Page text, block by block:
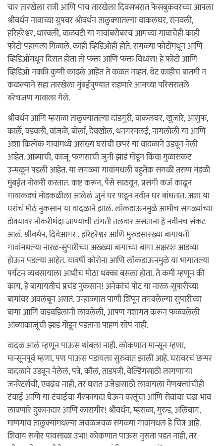
चार तारखेला रात्री आणि पाच तारखेला दिवसभरात फेसबुकवरच्या आपला
श्रीवर्धन नावाच्या ग्रुपवर श्रीवर्धन तालुक्यातल्या वाकलघर, रानवली,
हरिहरेश्वर, धारवली, वाळवटी या गावांबरोबरच आमच्या गावाचेही काही
फोटो पहायला मिळाले. काही व्हिडिओही होते. सगळ्या फोटोंमधून आणि
व्हिडिओंमधून दिसत होता तो फक्त आणि फक्त विध्वंस! हे फोटो आणि
व्हिडिओ नक्की कुणी काढले आहेत ते कळत नव्हतं. थेट काहीच बातमी न
कळल्याने सहा तारखेला मुंबईपुण्यात राहणारे आमच्या परिसरातले
बरेचजण गावाला गेले.
श्रीवर्धन आणि म्हसळा तालुक्यातल्या दांडगुरी, वाकलघर, खुजारे, आसुफ,
कार्ले, वडवली, वांजळे, बोर्ला, देवखोल, धनगरमलई, नागलोली या आणि
अशा कित्येक गावांमध्ये असंख्य घरांची छपरं या वादळाने उडवून नेली
आहेत. आंब्याची, काजू-फणसाची जुनी झाडं मोडून किंवा मुळासकट
उन्मळून पडली आहेत. या सगळ्या गावांमधली बहुतेक सगळी तरुण मंडळी
मुंबईत नोकरी करतात. कष्ट करून, पैसे साठवून, प्रसंगी कर्ज काढून
गावाकडचं मोडकळीला आलेलं जुनं घर पाडून नवीन घर बांधतात. अशा या
घरांचं मोठं नुकसान या वादळाने झालं. लॉकडाऊनमुळे आधीच सगळ्यांच्या
डोक्यावर नोकरीधंदा जाण्याची टांगती तलवार असताना हे नवीनच संकट
आलं. श्रीवर्धन, दिवेआगर , हरिहरेश्वर आणि मुरुडसारख्या बागायती
गावांमधल्या नारळ-सुपारीच्या अख्ख्या बागाच्या बागा अक्षरशः आडव्या
होऊन पडल्या आहेत. यावर्षी कोरोना आणि लॉकडाऊनमुळे या भागातल्या
पर्यटन व्यवसायाला आधीच मोठा धक्का बसला होता. ते कमी म्हणून की
काय, हे बागायतीचं प्रचंड नुकसान! अनेकांचं पोट या नारळ-सुपारीच्या
बागांवर अवलंबून असतं. उन्हाळ्यात पाणी शिंपून तगवलेल्या सुपारीच्या
बागा आणि वाडवडिलांनी लावलेली, आपण मशागत करून फळवलेली
आंब्याकाजूंची झाडं मोडून पडताना पाहणं सोपं नाही.
वादळ आलं म्हणून पाऊस थांबला नाही. कोकणात मान्सून म्हणा,
मान्सूनपूर्व म्हणा, पण पाऊस पडायला सुरुवात झाली आहे. घरावरचं छप्पर
वादळाने उडवून नेलेलं, पत्रे, कौलं, ताडपत्री, वेल्डिंगसाठी लागणार्‍या
जनरेटर्सची, एवढंच नाही, तर घरात उजेडासाठी लावायला मेणबत्त्यांचीही
टंचाई आणि या टंचाईचा गैरफायदा घेऊन वस्तूंचा आणि सेवांचा चढा भाव
लावणारे दुकानदार आणि कारागीर! श्रीवर्धन, म्हसळा, मुरुड, अलिबाग,
माणगाव तालुक्यांमधल्या जवळजवळ सगळ्या गावांमधलं हे चित्र आहे.
शिवाय समोर पावसाळा उभा! कोकणात पाऊस नुसता पडत नाही, तर